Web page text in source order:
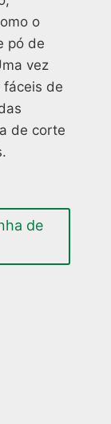
o
pó de
vez
fáceis de
de corte
de